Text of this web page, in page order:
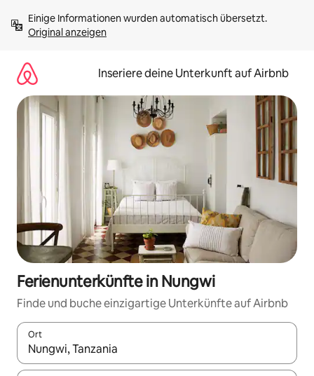
Inhalten
springenOriginal anzeigen
Inseriere deine Unterkunft auf Airbnb
Ferienunterkünfte in Nungwi
Finde und buche einzigartige Unterkünfte auf Airbnb
Ort
Wenn Ergebnisse verfügbar sind, navigiere mit den